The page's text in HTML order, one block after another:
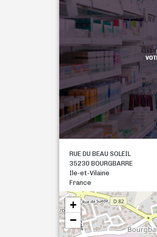
RUE DU BEAU SOLEIL
35230 BOURGBARRE
Ile-et-Vilaine
France
+
−